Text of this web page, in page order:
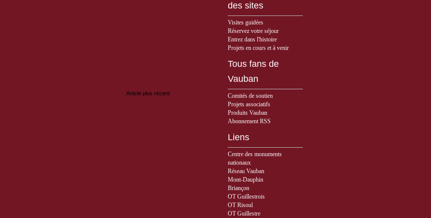
Article plus récent
des sites
Visites guidées
Réservez votre séjour
Entrez dans l'histoire
Projets en cours et à venir
Tous fans de
Vauban
Comités de soutien
Projets associatifs
Produits Vauban
Abonnement RSS
Liens
Centre des monuments
nationaux
Réseau Vauban
Mont-Dauphin
Briançon
OT Guillestrois
OT Risoul
OT Guillestre